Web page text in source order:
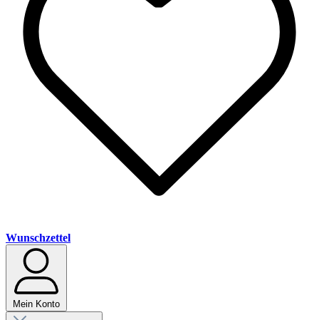
Wunschzettel
Mein Konto